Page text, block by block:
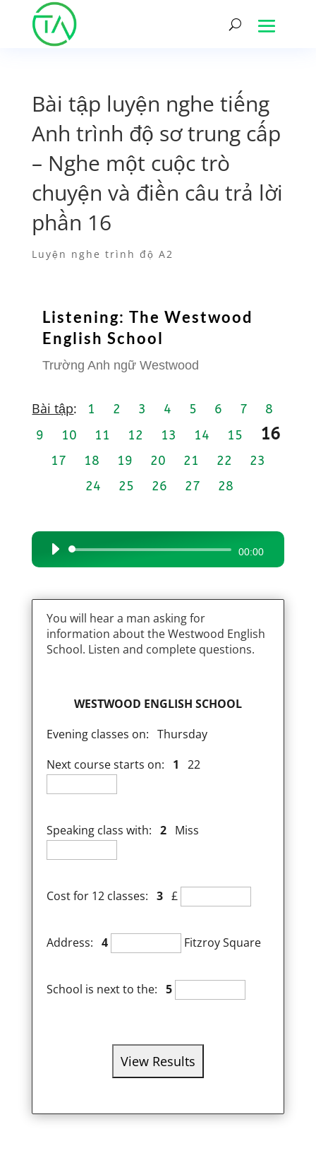
Bài tập luyện nghe tiếng
Anh trình độ sơ trung cấp
– Nghe một cuộc trò
chuyện và điền câu trả lời
phần 16
Luyện nghe trình độ A2
Listening: The Westwood
English School
Trường Anh ngữ Westwood
Bài tập: 1 2 3 4 5 6 7
8
9
10 11 12 13 14 15 16
17 18 19 20 21 22
23
24
25 26 27 28
Audio
Player
00:00
You will hear a man asking for
information about the Westwood English
School. Listen and complete questions.
WESTWOOD ENGLISH SCHOOL
Evening classes on: Thursday
Next course starts on: 1 22
Speaking class with: 2Miss
Cost for 12 classes: 3£
Address: 4 Fitzroy Square
School is next to the: 5